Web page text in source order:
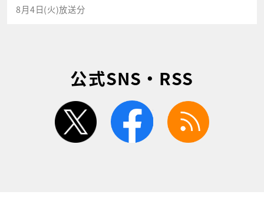
8月4日(火)放送分
公式SNS・RSS
twitter facebook